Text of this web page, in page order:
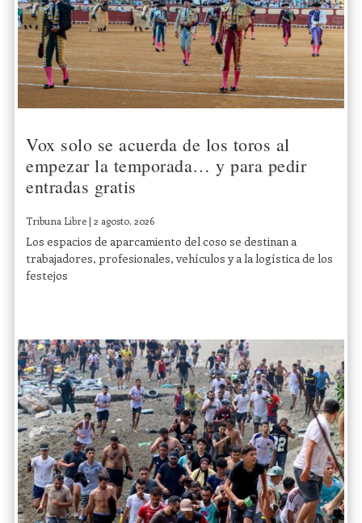
Vox solo se acuerda de los toros al
empezar la temporada… y para pedir
entradas gratis
Tribuna Libre |2 agosto, 2026
Los espacios de aparcamiento del coso se destinan a
trabajadores, profesionales, vehículos y a la logística de los
festejos